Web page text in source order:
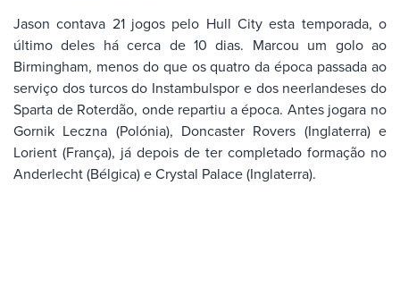
Jason contava 21 jogos pelo Hull City esta temporada, o
último deles há cerca de 10 dias. Marcou um golo ao
Birmingham, menos do que os quatro da época passada ao
serviço dos turcos do Instambulspor e dos neerlandeses do
Sparta de Roterdão, onde repartiu a época. Antes jogara no
Gornik Leczna (Polónia), Doncaster Rovers (Inglaterra) e
Lorient (França), já depois de ter completado formação no
Anderlecht (Bélgica) e Crystal Palace (Inglaterra).